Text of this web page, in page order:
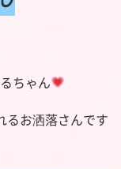
ちゃん
るお洒落さんです